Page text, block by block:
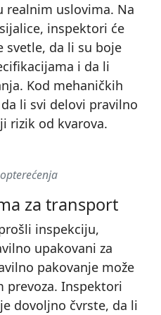
realnim uslovima. Na
inspektori će
svetle, da li su boje
i da li
Kod mehaničkih
li svi delovi pravilno
rizik od kvarova.
za transport
inspekciju,
upakovani za
pakovanje može
prevoza. Inspektori
dovoljno čvrste, da li